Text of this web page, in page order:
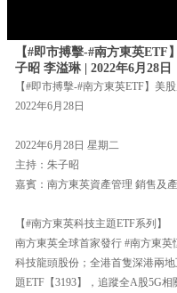
【#即市搏擊-#南方東英
子昭 李溢琳 | 2022年6月28日
【#即市搏擊-#南方東英ETF】美
2022年6月28日
2022年6月28日 星期二
主持：朱子昭
嘉賓：南方東英資產管理 銷售及
【#南方東英科技主題ETF系列】
南方東英全球首家發行 #南方東英
科技龍頭股份；全港首隻深港兩
題ETF【3193】，追蹤全A股5G